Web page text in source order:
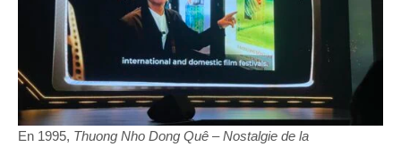
En 1995, Thuong Nho Dong Quê –Nostalgie de la